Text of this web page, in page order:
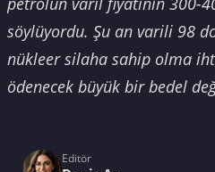
söylüyordu. Şu an varili 98
nükleer silaha sahip olma
ödenecek büyük bir bedel
Editör